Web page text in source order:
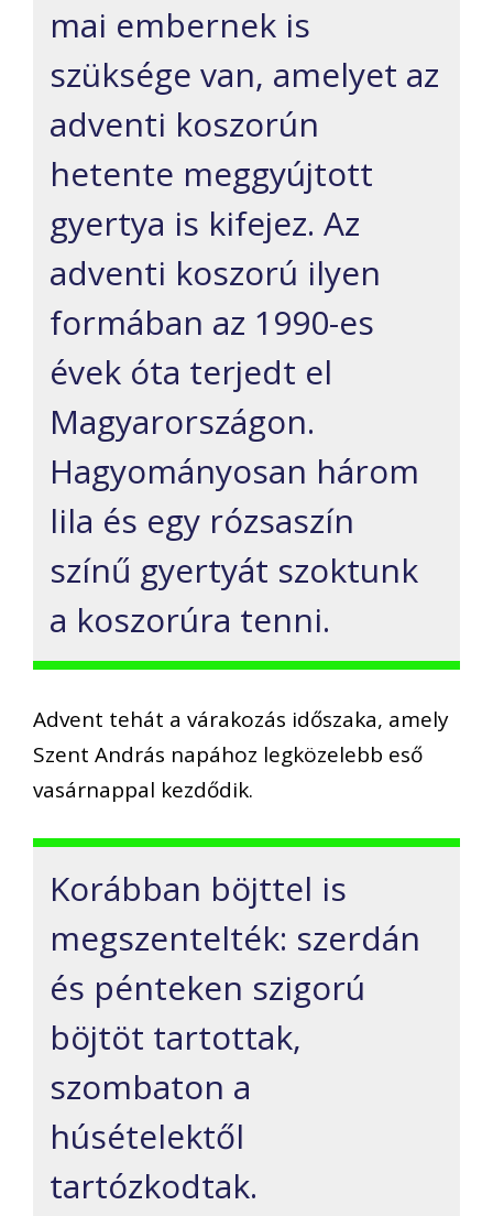
mai embernek is
szüksége van, amelyet az
adventi koszorún
hetente meggyújtott
gyertya is kifejez. Az
adventi koszorú ilyen
formában az 1990-es
évek óta terjedt el
Magyarországon.
Hagyományosan három
lila és egy rózsaszín
színű gyertyát szoktunk
a koszorúra tenni.
Advent tehát a várakozás időszaka, amely
Szent András napához legközelebb eső
vasárnappal kezdődik.
Korábban böjttel is
megszentelték: szerdán
és pénteken szigorú
böjtöt tartottak,
szombaton a
húsételektől
tartózkodtak.